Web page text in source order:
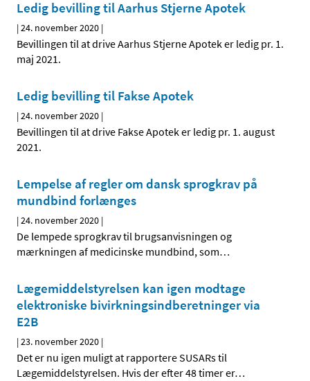
Ledig bevilling til Aarhus Stjerne Apotek
|24. november 2020 |
Bevillingen til at drive Aarhus Stjerne Apotek er ledig pr. 1.
maj 2021.
Ledig bevilling til Fakse Apotek
|24. november 2020 |
Bevillingen til at drive Fakse Apotek er ledig pr. 1. august
2021.
Lempelse af regler om dansk sprogkrav på
mundbind forlænges
|24. november 2020 |
De lempede sprogkrav til brugsanvisningen og
mærkningen af medicinske mundbind, som…
Lægemiddelstyrelsen kan igen modtage
elektroniske bivirkningsindberetninger via
E2B
|23. november 2020 |
Det er nu igen muligt at rapportere SUSARs til
Lægemiddelstyrelsen. Hvis der efter 48 timer er…